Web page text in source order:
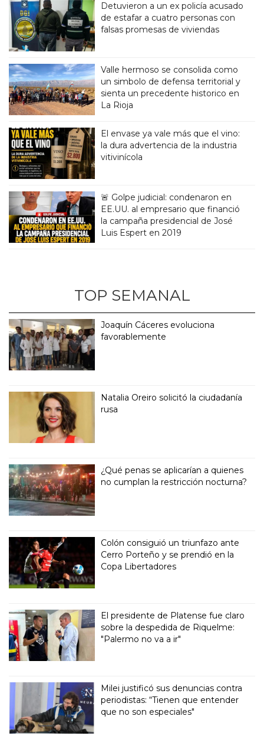
Detuvieron a un ex policía acusado
de estafar a cuatro personas con
falsas promesas de viviendas
Valle hermoso se consolida como
un simbolo de defensa territorial y
sienta un precedente historico en
La Rioja
El envase ya vale más que el vino:
la dura advertencia de la industria
vitivinícola
🚨 Golpe judicial: condenaron en
EE.UU. al empresario que financió
la campaña presidencial de José
Luis Espert en 2019
TOP SEMANAL
Joaquín Cáceres evoluciona
favorablemente
Natalia Oreiro solicitó la ciudadanía
rusa
¿Qué penas se aplicarían a quienes
no cumplan la restricción nocturna?
Colón consiguió un triunfazo ante
Cerro Porteño y se prendió en la
Copa Libertadores
El presidente de Platense fue claro
sobre la despedida de Riquelme:
"Palermo no va a ir"
Milei justificó sus denuncias contra
periodistas: “Tienen que entender
que no son especiales"